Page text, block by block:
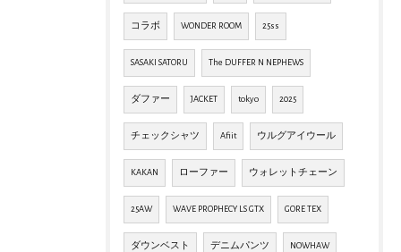
コラボ WONDER ROOM 25ss
SASAKI SATORU The DUFFER N NEPHEWS
ダファー JACKET tokyo 2025
チェックシャツ Afiit ウルグアイウール
KAKAN ローファー ウォレットチェーン
25AW WAVE PROPHECY LS GTX GORE TEX
ダウンベスト デニムパンツ NOWHAW